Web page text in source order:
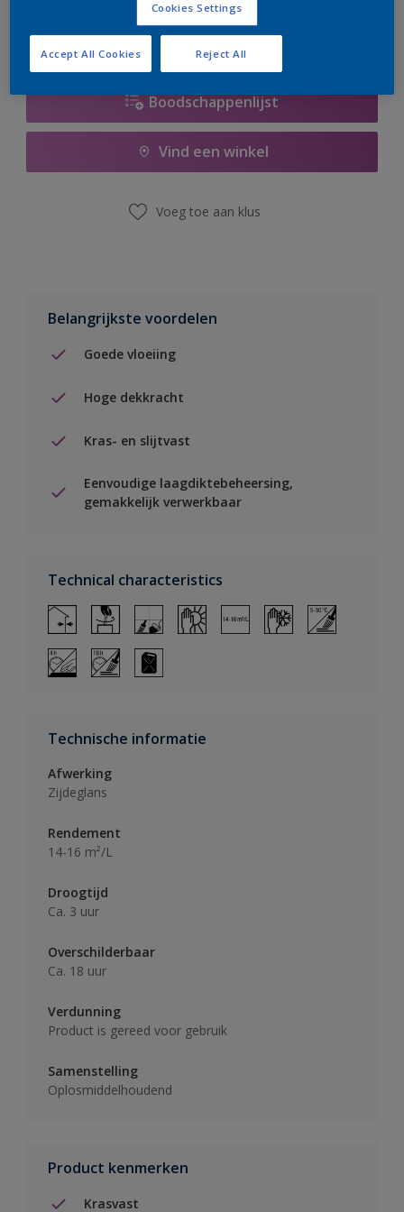
Boodschappenlijst
Vind een winkel
Voeg toe aan klus
Belangrijkste voordelen
Goede vloeiing
Hoge dekkracht
Kras- en slijtvast
Eenvoudige laagdiktebeheersing,
gemakkelijk verwerkbaar
Technical characteristics
Technische informatie
Afwerking
Zijdeglans
Rendement
14-16 m²/L
Droogtijd
Ca. 3 uur
Overschilderbaar
Ca. 18 uur
Verdunning
Product is gereed voor gebruik
Samenstelling
Oplosmiddelhoudend
Product kenmerken
Krasvast
Cookies Settings
Reject All
Accept All Cookies